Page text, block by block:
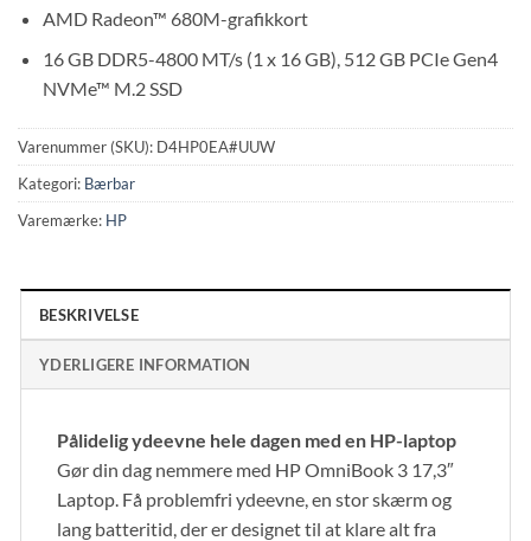
AMD Radeon™ 680M-grafikkort
16 GB DDR5-4800 MT/s (1 x 16 GB), 512 GB PCIe Gen4
NVMe™ M.2 SSD
Varenummer (SKU): D4HP0EA#UUW
Kategori: Bærbar
Varemærke: HP
BESKRIVELSE
YDERLIGERE INFORMATION
Pålidelig ydeevne hele dagen med en HP-laptop
Gør din dag nemmere med HP OmniBook 3 17,3″
Laptop. Få problemfri ydeevne, en stor skærm og
lang batteritid, der er designet til at klare alt fra